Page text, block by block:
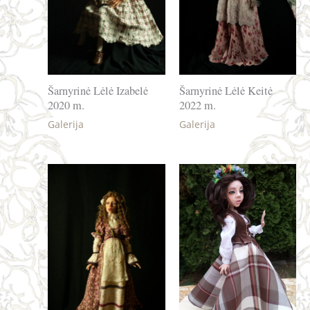
Šarnyrinė Lėlė Izabelė
2020 m.
Galerija
Šarnyrinė Lėlė Keitė
2022 m.
Galerija